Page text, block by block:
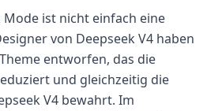
Mode ist nicht einfach eine
von Deepseek V4 haben
entworfen, das die
und gleichzeitig die
V4 bewahrt. Im